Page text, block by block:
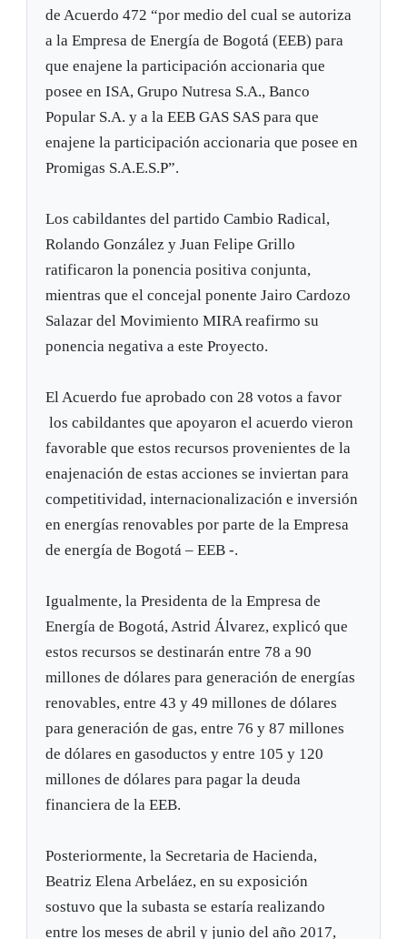
de Acuerdo 472 “por medio del cual se autoriza
a la Empresa de Energía de Bogotá (EEB) para
que enajene la participación accionaria que
posee en ISA, Grupo Nutresa S.A., Banco
Popular S.A. y a la EEB GAS SAS para que
enajene la participación accionaria que posee en
Promigas S.A.E.S.P”.
Los cabildantes del partido Cambio Radical,
Rolando González y Juan Felipe Grillo
ratificaron la ponencia positiva conjunta,
mientras que el concejal ponente Jairo Cardozo
Salazar del Movimiento MIRA reafirmo su
ponencia negativa a este Proyecto.
El Acuerdo fue aprobado con 28 votos a favor
los cabildantes que apoyaron el acuerdo vieron
favorable que estos recursos provenientes de la
enajenación de estas acciones se inviertan para
competitividad, internacionalización e inversión
en energías renovables por parte de la Empresa
de energía de Bogotá – EEB -.
Igualmente, la Presidenta de la Empresa de
Energía de Bogotá, Astrid Álvarez, explicó que
estos recursos se destinarán entre 78 a 90
millones de dólares para generación de energías
renovables, entre 43 y 49 millones de dólares
para generación de gas, entre 76 y 87 millones
de dólares en gasoductos y entre 105 y 120
millones de dólares para pagar la deuda
financiera de la EEB.
Posteriormente, la Secretaria de Hacienda,
Beatriz Elena Arbeláez, en su exposición
sostuvo que la subasta se estaría realizando
entre los meses de abril y junio del año 2017,